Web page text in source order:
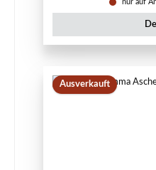
nur auf
Ausverkauft